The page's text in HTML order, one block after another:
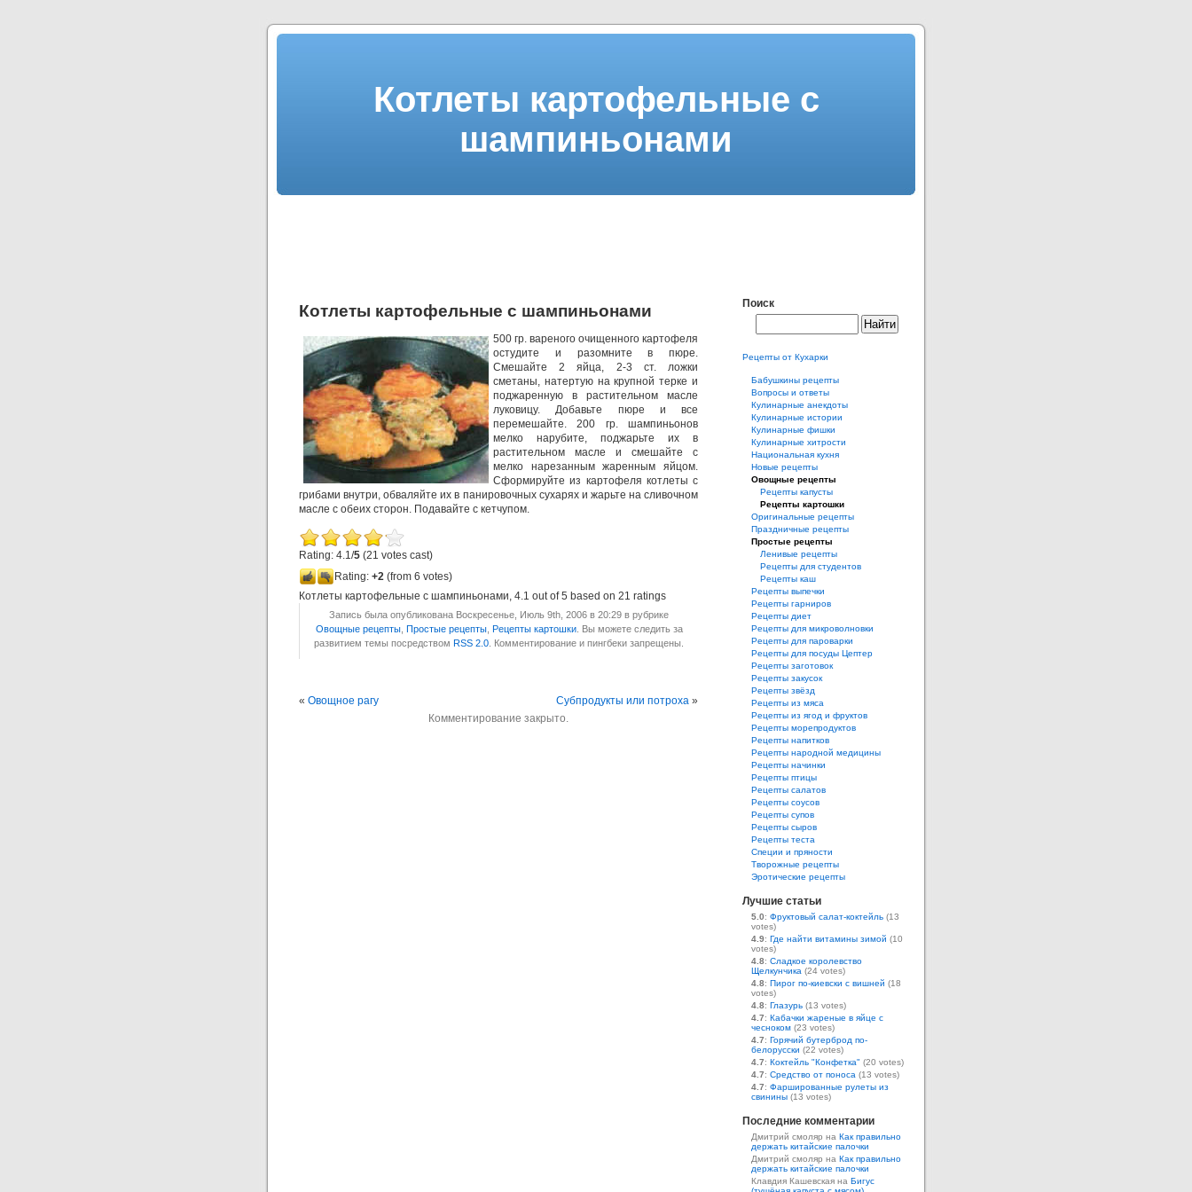
Котлеты картофельные с
шампиньонами
Котлеты картофельные с шампиньонами
500 гр. вареного очищенного картофеля
остудите и разомните в пюре.
Смешайте 2 яйца, 2-3 ст. ложки
сметаны, натертую на крупной терке и
поджаренную в растительном масле
луковицу. Добавьте пюре и все
перемешайте. 200 гр. шампиньонов
мелко нарубите, поджарьте их в
растительном масле и смешайте с
мелко нарезанным жаренным яйцом.
Сформируйте из картофеля котлеты с
грибами внутри, обваляйте их в панировочных сухарях и жарьте на сливочном
масле с обеих сторон. Подавайте с кетчупом.
Rating: 4.1/5 (21 votes cast)
Rating: +2 (from 6 votes)
Котлеты картофельные с шампиньонами, 4.1 out of5 based on 21 ratings
Запись была опубликована Воскресенье, Июль 9th, 2006 в 20:29 в рубрике
Овощные рецепты, Простые рецепты, Рецепты картошки. Вы можете следить за
развитием темы посредством RSS 2.0 . Комментирование и пингбеки запрещены.
« Овощное рагу Субпродукты или потроха »
Комментирование закрыто.
Поиск
Рецепты от Кухарки
Бабушкины рецепты
Вопросы и ответы
Кулинарные анекдоты
Кулинарные истории
Кулинарные фишки
Кулинарные хитрости
Национальная кухня
Новые рецепты
Овощные рецепты
Рецепты капусты
Рецепты картошки
Оригинальные рецепты
Праздничные рецепты
Простые рецепты
Ленивые рецепты
Рецепты для студентов
Рецепты каш
Рецепты выпечки
Рецепты гарниров
Рецепты диет
Рецепты для микроволновки
Рецепты для пароварки
Рецепты для посуды Цептер
Рецепты заготовок
Рецепты закусок
Рецепты звёзд
Рецепты из мяса
Рецепты из ягод и фруктов
Рецепты морепродуктов
Рецепты напитков
Рецепты народной медицины
Рецепты начинки
Рецепты птицы
Рецепты салатов
Рецепты соусов
Рецепты супов
Рецепты сыров
Рецепты теста
Специи и пряности
Творожные рецепты
Эротические рецепты
Лучшие статьи
5.0: Фруктовый салат-коктейль (13
votes)
4.9: Где найти витамины зимой (10
votes)
4.8: Сладкое королевство
Щелкунчика (24 votes)
4.8: Пирог по-киевски с вишней (18
votes)
4.8: Глазурь (13 votes)
4.7: Кабачки жареные в яйце с
чесноком (23 votes)
4.7: Горячий бутерброд по-
белорусски (22 votes)
4.7: Коктейль "Конфетка" (20 votes)
4.7: Средство от поноса (13 votes)
4.7: Фаршированные рулеты из
свинины (13 votes)
Последние комментарии
Дмитрий смоляр на Как правильно
держать китайские палочки
Дмитрий смоляр на Как правильно
держать китайские палочки
Клавдия Кашевская на Бигус